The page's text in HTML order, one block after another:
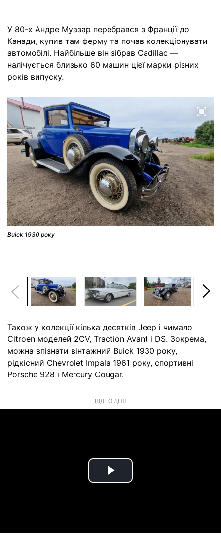
У 80-х Андре Муазар перебрався з Франції до
Канади, купив там ферму та почав колекціонувати
автомобілі. Найбільше він зібрав Cadillac —
налічується близько 60 машин цієї марки різних
років випуску.
Buick 1930 року
Також у колекції кілька десятків Jeep і чимало
Citroen моделей 2CV, Traction Avant і DS. Зокрема,
можна впізнати вінтажний Buick 1930 року,
рідкісний Chevrolet Impala 1961 року, спортивні
Porsche 928 і Mercury Cougar.
ВІДЕО ДНЯ
Play